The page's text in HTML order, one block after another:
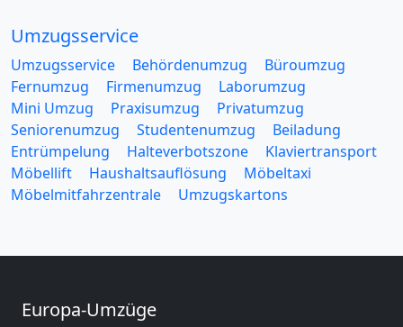
Umzugsservice
Umzugsservice Behördenumzug
Büroumzug
Fernumzug
Firmenumzug
Laborumzug
Mini Umzug
Praxisumzug
Privatumzug
Seniorenumzug
Studentenumzug
Beiladung
Entrümpelung
Halteverbotszone
Klaviertransport
Möbellift
Haushaltsauflösung
Möbeltaxi
Möbelmitfahrzentrale
Umzugskartons
Europa-Umzüge